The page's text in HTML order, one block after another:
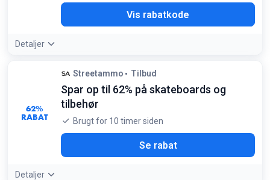
Vis rabatkode
Detaljer
62%
RABAT
Streetammo Tilbud
Spar op til 62% på skateboards og
tilbehør
Brugt for 10 timer siden
Se rabat
Detaljer